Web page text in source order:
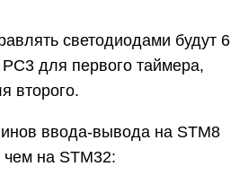
светодиодами будут 6
для первого таймера,
второго.
ввода-вывода на STM8
на STM32: